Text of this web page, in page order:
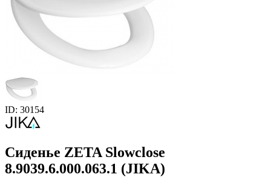
ID: 30154
Сиденье ZETA Slowclose
8.9039.6.000.063.1 (JIKA)